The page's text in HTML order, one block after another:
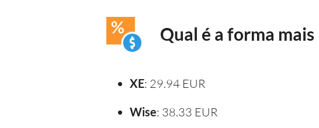
Qual é a forma
XE: 29.94 EUR
Wise: 38.33 EUR